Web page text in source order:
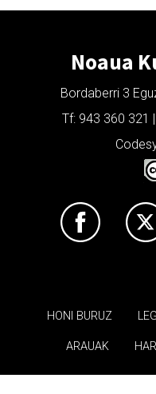
Noaua
Bordaberri 3
Tf: 943 360 321
HONI BURUZ
ARAUAK